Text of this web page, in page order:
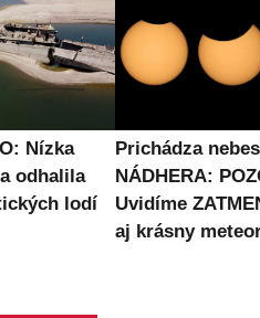
Nízka
odhalila
lodí
Prichádza
NÁDHERA:
Uvidíme
aj krásny